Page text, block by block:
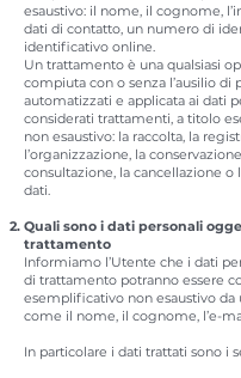
esaustivo: il nome, il cognome,
dati di contatto, un numero di
identificativo online.
Un trattamento è una qualsiasi
compiuta con o senza l’ausilio di
automatizzati e applicata ai dati
considerati trattamenti, a titolo
non esaustivo: la raccolta, la
l’organizzazione, la
consultazione, la cancellazione o
dati.
Quali sono i dati personali
trattamento
Informiamo l’Utente che i dati
di trattamento potranno essere
esemplificativo non esaustivo
come il nome, il cognome, l’e-
In particolare i dati trattati sono i